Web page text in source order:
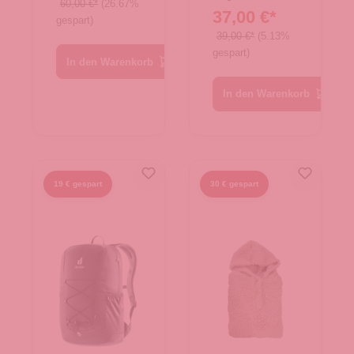
60,00 €* (26.67%
gespart)
37,00 €*
39,00 €* (5.13%
gespart)
19 € gespart 30 € gespart